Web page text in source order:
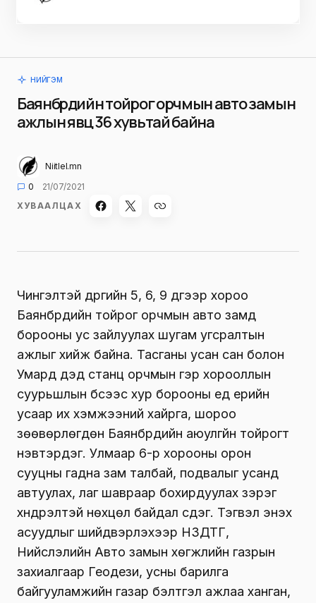
НИЙГЭМ
Баянбүрдийн тойрог орчмын авто замын
ажлын явц 36 хувьтай байна
Niitlel.mn
0
21/07/2021
ХУВААЛЦАХ
Чингэлтэй дүүргийн 5, 6, 9 дүгээр хороо
Баянбүрдийн тойрог орчмын авто замд
борооны ус зайлуулах шугам угсралтын
ажлыг хийж байна. Тасганы усан сан болон
Умард дэд станц орчмын гэр хорооллын
суурьшлын бүсээс хур борооны үед үерийн
усаар их хэмжээний хайрга, шороо
зөөвөрлөгдөн Баянбүрдийн аюулгүйн тойрогт
нэвтэрдэг. Улмаар 6-р хорооны орон
сууцны гадна зам талбай, подвалыг усанд
автуулах, лаг шавраар бохирдуулах зэрэг
хүндрэлтэй нөхцөл байдал үүсдэг. Тэгвэл энэхүү
асуудлыг шийдвэрлэхээр НЗДТГ,
Нийслэлийн Авто замын хөгжлийн газрын
захиалгаар Геодези, усны барилга
байгууламжийн газар бэлтгэл ажлаа ханган,